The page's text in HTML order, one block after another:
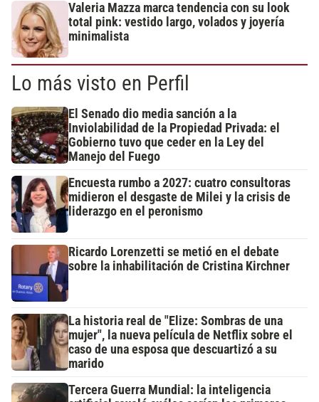
Valeria Mazza marca tendencia con su look
total pink: vestido largo, volados y joyería
minimalista
Lo más visto en Perfil
El Senado dio media sanción a la
Inviolabilidad de la Propiedad Privada: el
Gobierno tuvo que ceder en la Ley del
Manejo del Fuego
Encuesta rumbo a 2027: cuatro consultoras
midieron el desgaste de Milei y la crisis de
liderazgo en el peronismo
Ricardo Lorenzetti se metió en el debate
sobre la inhabilitación de Cristina Kirchner
La historia real de "Elize: Sombras de una
mujer", la nueva película de Netflix sobre el
caso de una esposa que descuartizó a su
marido
Tercera Guerra Mundial: la inteligencia